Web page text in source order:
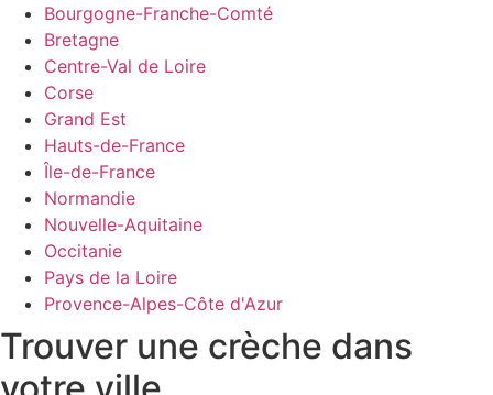
Bourgogne-Franche-Comté
Bretagne
Centre-Val de Loire
Corse
Grand Est
Hauts-de-France
Île-de-France
Normandie
Nouvelle-Aquitaine
Occitanie
Pays de la Loire
Provence-Alpes-Côte d'Azur
Trouver une crèche dans